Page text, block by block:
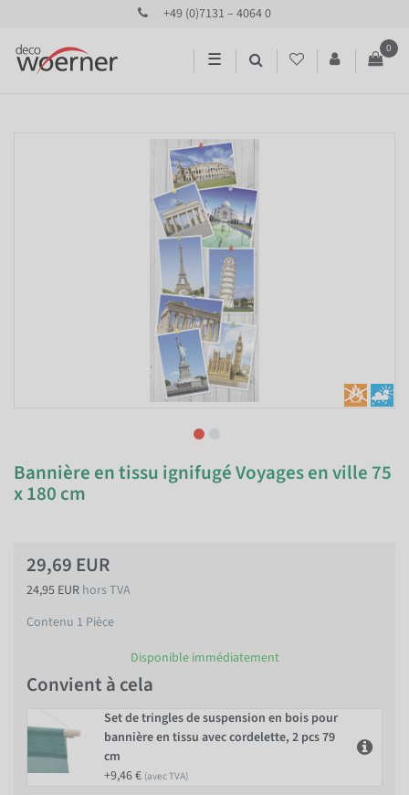
+49 (0)7131 – 4064 0
☰
0
Bannière en tissu ignifugé Voyages en ville 75
x 180 cm
29,69 EUR
24,95 EUR hors TVA
Contenu 1 Pièce
Disponible immédiatement
Convient à cela
Set de tringles de suspension en bois pour
bannière en tissu avec cordelette, 2 pcs 79
cm
+9,46 € (avec TVA)